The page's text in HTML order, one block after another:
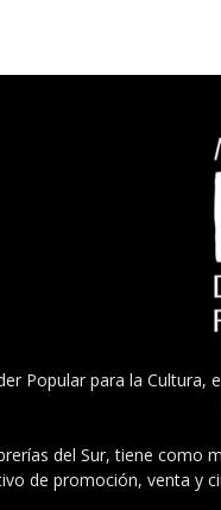
Popular para la
del Sur, tiene como
de promoción, venta y